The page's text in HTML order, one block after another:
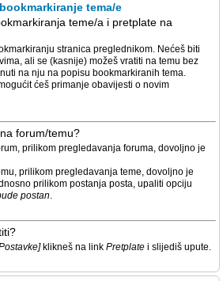
tema/e
teme/a i pretplate na
stranica preglednikom. Nećeš biti
ali se (kasnije) možeš vratiti na temu bez
na nju na popisu bookmarkiranih tema.
ćeš primanje obavijesti o novim
forum/temu?
prilikom pregledavanja foruma, dovoljno je
prilikom pregledavanja teme, dovoljno je
prilikom postanja posta, upaliti opciju
postan.
klikneš na link Pretplate i slijediš upute.